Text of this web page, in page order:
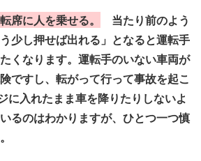
席に人を乗せる。
当たり前のよう
少し押せば出れる」となると運転手
くなります。運転手のいない車両が
ですし、転がって行って事故を起こ
に入れたまま車を降りたりしないよ
るのはわかりますが、ひとつ一つ慎